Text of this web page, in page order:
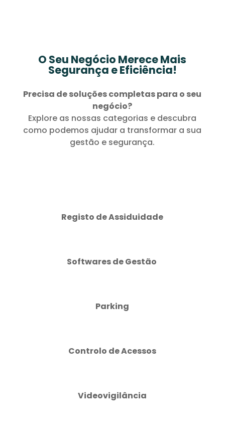
O Seu Negócio Merece Mais
Segurança e Eficiência!
Precisa de soluções completas para o seu
negócio?
Explore as nossas categorias e descubra
como podemos ajudar a transformar a sua
gestão e segurança.
Registo de Assiduidade
Softwares de Gestão
Parking
Controlo de Acessos
Videovigilância